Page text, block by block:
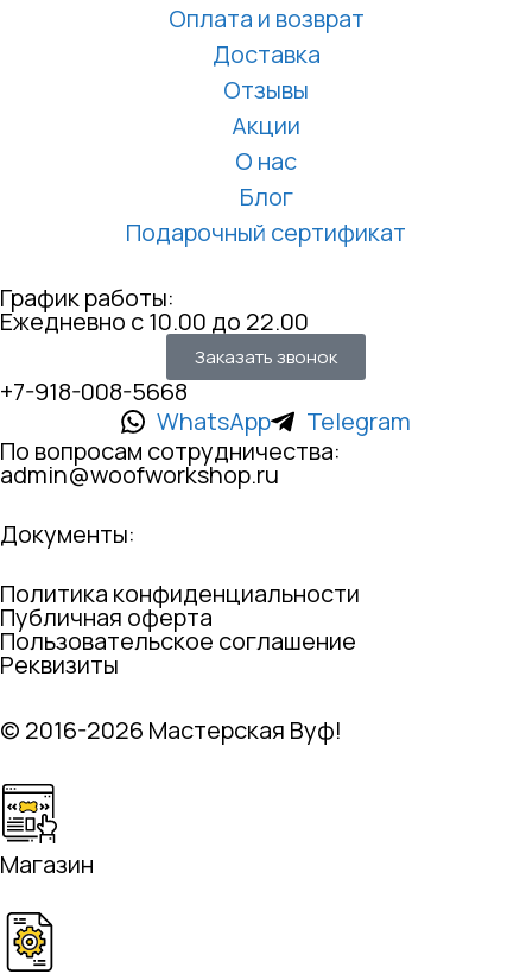
Оплата и возврат
Доставка
Отзывы
Акции
О нас
Блог
Подарочный сертификат
График работы:
Ежедневно с 10.00 до 22.00
Заказать звонок
+7-918-008-5668
WhatsApp
Telegram
По вопросам сотрудничества:
admin@woofworkshop.ru
Документы:
Политика конфиденциальности
Публичная оферта
Пользовательское соглашение
Реквизиты
© 2016-2026 Мастерская Вуф!
Магазин